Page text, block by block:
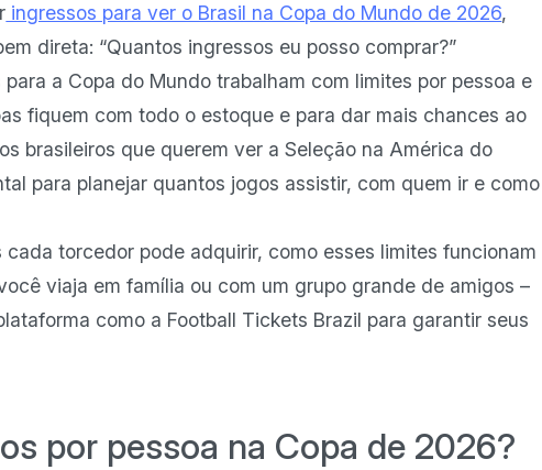
ingressos para ver o Brasil na Copa do Mundo de 2026,
direta: “Quantos ingressos eu posso comprar?”
a Copa do Mundo trabalham com limites por pessoa e
fiquem com todo o estoque e para dar mais chances ao
brasileiros que querem ver a Seleção na América do
para planejar quantos jogos assistir, com quem ir e como
torcedor pode adquirir, como esses limites funcionam
viaja em família ou com um grupo grande de amigos –
como a Football Tickets Brazil para garantir seus
por pessoa na Copa de 2026?